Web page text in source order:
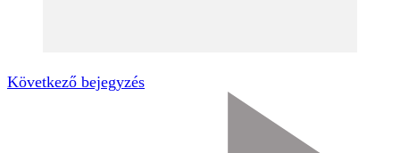
Következő bejegyzés